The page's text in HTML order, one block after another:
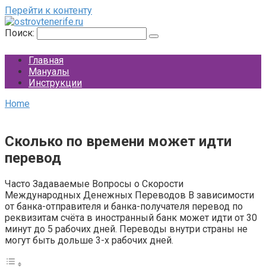
Перейти к контенту
Поиск:
Главная
Мануалы
Инструкции
Home
Сколько по времени может идти
перевод
Часто Задаваемые Вопросы о Скорости
Международных Денежных Переводов В зависимости
от банка-отправителя и банка-получателя перевод по
реквизитам счёта в иностранный банк может идти от 30
минут до 5 рабочих дней. Переводы внутри страны не
могут быть дольше 3-х рабочих дней.